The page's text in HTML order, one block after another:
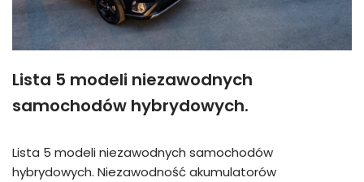
Lista 5 modeli niezawodnych
samochodów hybrydowych.
Lista 5 modeli niezawodnych samochodów
hybrydowych. Niezawodność akumulatorów